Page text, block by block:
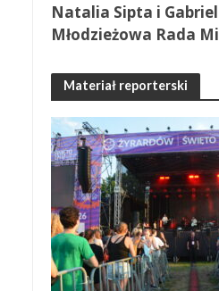
Natalia Sipta i
Młodzieżowa Rada
Materiał reporterski